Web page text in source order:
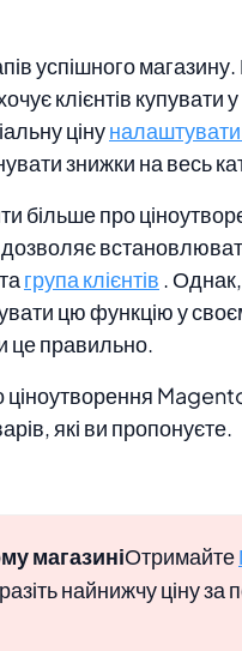
успішного
клієнтів купувати
ціну
знижки на весь
більше про
встановлювати
група клієнтів .
цю функцію у
це правильно.
ціноутворення
які ви пропонуєте.
магазиніОтримайте
найнижчу ціну за